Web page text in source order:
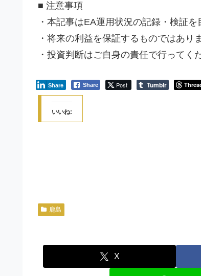
■ 注意事項
・本記事はEA運用状況の記録・検証
・将来の利益を保証するものではあり
・投資判断はご自身の責任で行ってく
Share Post
Share Tumblr
いいね:
鹿島
X